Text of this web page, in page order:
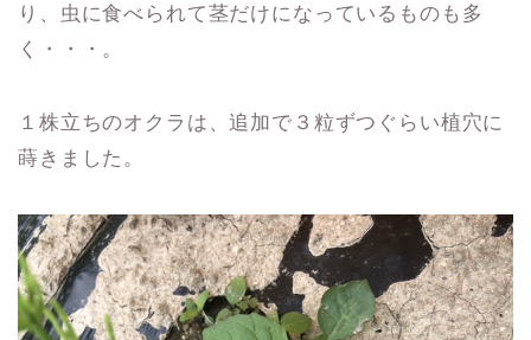
り、虫に食べられて茎だけになっているものも多
く・・・。
１株立ちのオクラは、追加で３粒ずつぐらい植穴に
蒔きました。